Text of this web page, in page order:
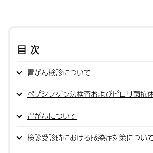
目次
胃がん検診について
ペプシノゲン法検査およびピロリ菌抗
胃がんについて
検診受診時における感染症対策につい